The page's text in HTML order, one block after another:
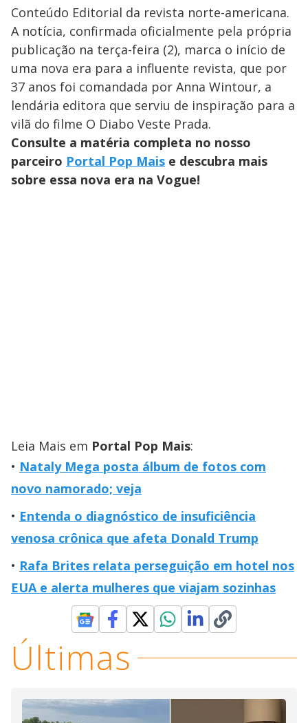
Conteúdo Editorial da revista norte-americana.
A notícia, confirmada oficialmente pela própria
publicação na terça-feira (2), marca o início de
uma nova era para a influente revista, que por
37 anos foi comandada por Anna Wintour, a
lendária editora que serviu de inspiração para a
vilã do filme O Diabo Veste Prada.
Consulte a matéria completa no nosso
parceiro Portal Pop Mais e descubra mais
sobre essa nova era na Vogue!
Leia Mais em Portal Pop Mais:
Nataly Mega posta álbum de fotos com
novo namorado; veja
Entenda o diagnóstico de insuficiência
venosa crônica que afeta Donald Trump
Rafa Brites relata perseguição em hotel nos
EUA e alerta mulheres que viajam sozinhas
Últimas